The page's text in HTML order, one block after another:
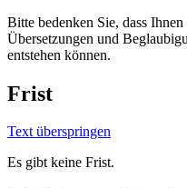
Bitte bedenken Sie, dass
Übersetzungen und
entstehen können.
Frist
Text überspringen
Es gibt keine Frist.